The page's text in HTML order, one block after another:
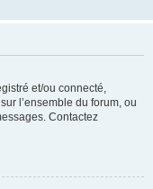
et/ou connecté,
l’ensemble du forum, ou
Contactez